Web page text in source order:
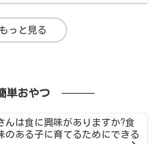
もっと見る
単おやつ
んは食に興味がありますか?食
のある子に育てるためにできる